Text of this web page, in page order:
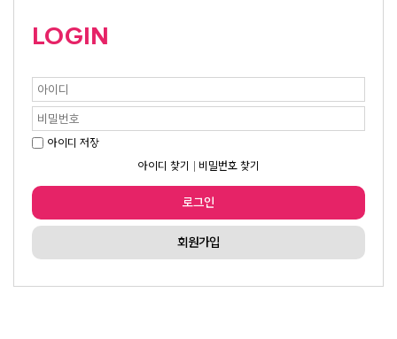
LOGIN
아이디 저장
아이디 찾기
비밀번호 찾기
로그인
회원가입